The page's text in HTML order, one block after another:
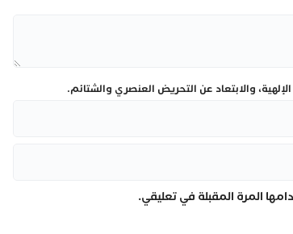
والابتعاد عن التحريض العنصري والشتائم.
المرة المقبلة في تعليقي.